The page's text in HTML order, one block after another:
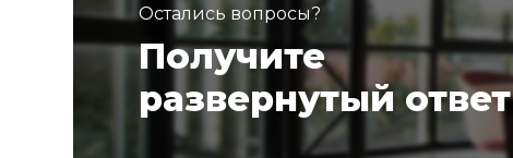
Остались вопросы?
Получите
развернутый ответ